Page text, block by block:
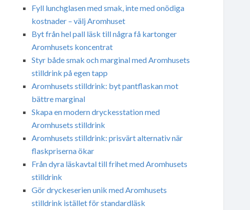
Fyll lunchglasen med smak, inte med onödiga
kostnader – välj Aromhuset
Byt från hel pall läsk till några få kartonger
Aromhusets koncentrat
Styr både smak och marginal med Aromhusets
stilldrink på egen tapp
Aromhusets stilldrink: byt pantflaskan mot
bättre marginal
Skapa en modern dryckesstation med
Aromhusets stilldrink
Aromhusets stilldrink: prisvärt alternativ när
flaskpriserna ökar
Från dyra läskavtal till frihet med Aromhusets
stilldrink
Gör dryckeserien unik med Aromhusets
stilldrink istället för standardläsk